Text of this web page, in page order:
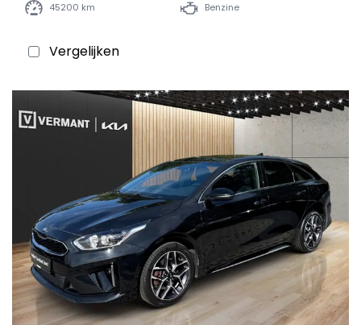
45200 km Benzine
Vergelijken